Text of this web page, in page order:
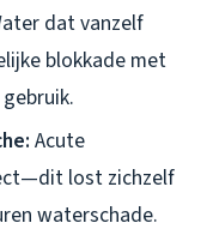
dat vanzelf
blokkade met
Acute
lost zichzelf
waterschade.